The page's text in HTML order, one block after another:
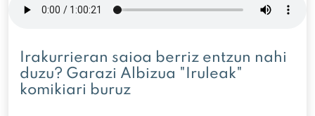
Irakurrieran saioa berriz entzun nahi
duzu? Garazi Albizua "Iruleak"
komikiari buruz